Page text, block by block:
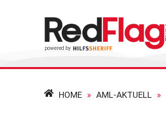
HOME » AML-AKTUELL »